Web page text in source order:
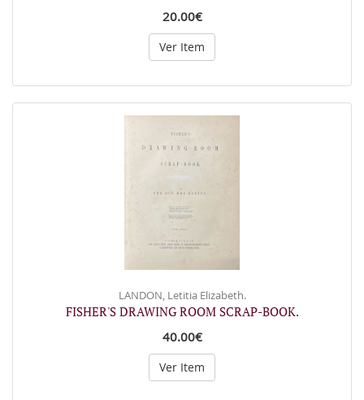
20.00€
Ver Item
LANDON, Letitia Elizabeth.
FISHER'S DRAWING ROOM SCRAP-BOOK.
40.00€
Ver Item